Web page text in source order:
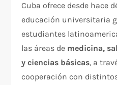
Cuba ofrece desde hace
educación universitaria
estudiantes
las áreas de medicina,
y ciencias básicas, a
cooperación con